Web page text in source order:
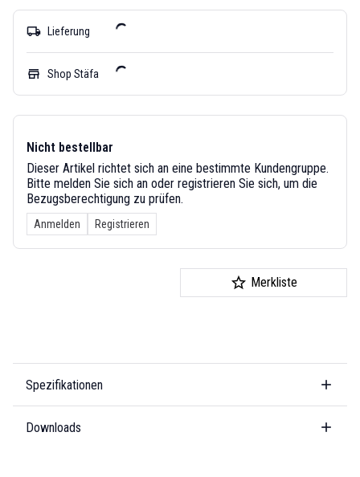
local_shipping Lieferung
store Shop Stäfa
Nicht bestellbar
Dieser Artikel richtet sich an eine bestimmte Kundengruppe.
Bitte melden Sie sich an oder registrieren Sie sich, um die
Bezugsberechtigung zu prüfen.
Anmelden Registrieren
Merkliste
Spezifikationen
Downloads